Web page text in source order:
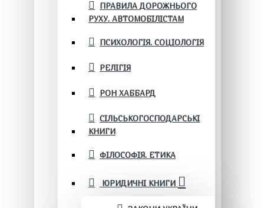
ПРАВИЛА ДОРОЖНЬОГО
РУХУ. АВТОМОБІЛІСТАМ
ПСИХОЛОГІЯ. СОЦІОЛОГІЯ
РЕЛІГІЯ
РОН ХАББАРД
СІЛЬСЬКОГОСПОДАРСЬКІ
КНИГИ
ФІЛОСОФІЯ. ЕТИКА
ЮРИДИЧНІ КНИГИ